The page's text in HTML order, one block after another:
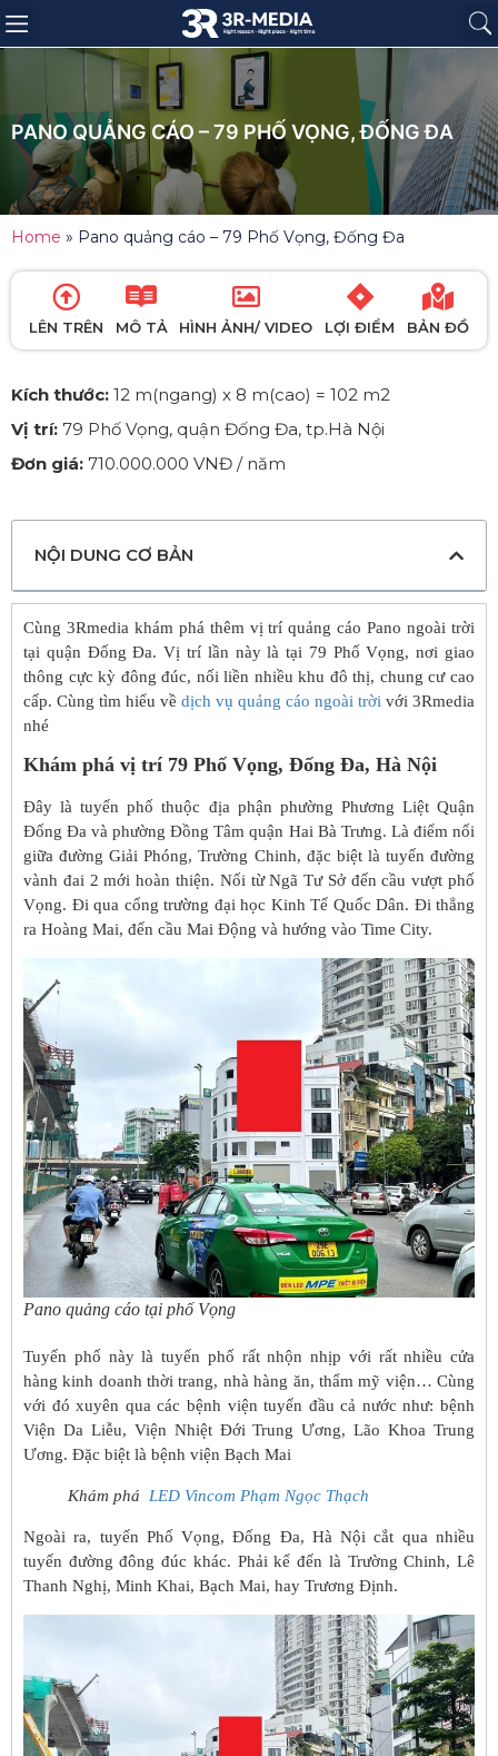
PANO QUẢNG CÁO – 79 PHỐ VỌNG, ĐỐNG ĐA
Home » Pano quảng cáo – 79 Phố Vọng, Đống Đa
LÊN TRÊN MÔ TẢ HÌNH ẢNH/ VIDEO LỢI ĐIỂM BẢN ĐỒ
Kích thước: 12 m(ngang) x 8 m(cao) = 102 m2
Vị trí: 79 Phố Vọng, quận Đống Đa, tp.Hà Nội
Đơn giá: 710.000.000 VNĐ / năm
NỘI DUNG CƠ BẢN
Cùng 3Rmedia khám phá thêm vị trí quảng cáo Pano ngoài trời
tại quận Đống Đa. Vị trí lần này là tại 79 Phố Vọng, nơi giao
thông cực kỳ đông đúc, nối liền nhiều khu đô thị, chung cư cao
cấp. Cùng tìm hiểu về dịch vụ quảng cáo ngoài trời với 3Rmedia
nhé
Khám phá vị trí 79 Phố Vọng, Đống Đa, Hà Nội
Đây là tuyến phố thuộc địa phận phường Phương Liệt Quận
Đống Đa và phường Đồng Tâm quận Hai Bà Trưng. Là điểm nối
giữa đường Giải Phóng, Trường Chinh, đặc biệt là tuyến đường
vành đai 2 mới hoàn thiện. Nối từ Ngã Tư Sở đến cầu vượt phố
Vọng. Đi qua cổng trường đại học Kinh Tế Quốc Dân. Đi thẳng
ra Hoàng Mai, đến cầu Mai Động và hướng vào Time City.
Pano quảng cáo tại phố Vọng
Tuyến phố này là tuyến phố rất nhộn nhịp với rất nhiều cửa
hàng kinh doanh thời trang, nhà hàng ăn, thẩm mỹ viện… Cùng
với đó xuyên qua các bệnh viện tuyến đầu cả nước như: bệnh
Viện Da Liễu, Viện Nhiệt Đới Trung Ương, Lão Khoa Trung
Ương. Đặc biệt là bệnh viện Bạch Mai
Khám phá LED Vincom Phạm Ngọc Thạch
Ngoài ra, tuyến Phố Vọng, Đống Đa, Hà Nội cắt qua nhiều
tuyến đường đông đúc khác. Phải kể đến là Trường Chinh, Lê
Thanh Nghị, Minh Khai, Bạch Mai, hay Trương Định.